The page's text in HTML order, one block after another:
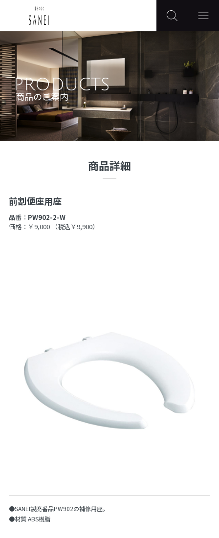
PRODUCTS
商品のご案内
商品詳細
前割便座用座
品番： PW902-2-W
価格：￥9,000
（税込￥9,900）
●SANEI製廃番品PW902の補修用座。
●材質 ABS樹脂